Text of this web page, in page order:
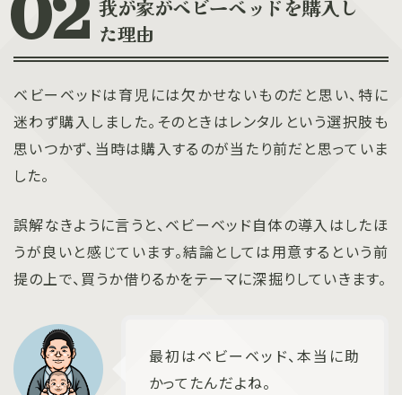
我が家がベビーベッドを購入し
た理由
ベビーベッドは育児には欠かせないものだと思い、特に
迷わず購入しました。そのときはレンタルという選択肢も
思いつかず、当時は購入するのが当たり前だと思っていま
した。
誤解なきように言うと、ベビーベッド自体の導入はしたほ
うが良いと感じています。結論としては用意するという前
提の上で、買うか借りるかをテーマに深掘りしていきます。
最初はベビーベッド、本当に助
かってたんだよね。